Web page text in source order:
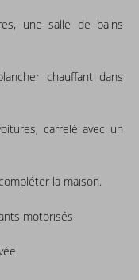
une salle de bains
chauffant dans
carrelé avec un
la maison.
motorisés